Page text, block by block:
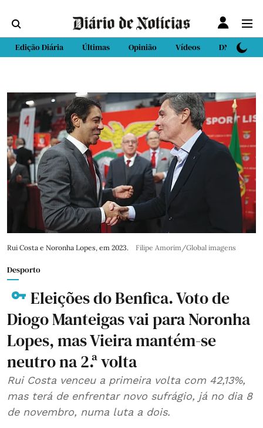
Edição Diária Últimas Opinião Vídeos DN Sport
Rui Costa e Noronha Lopes, em 2023. Filipe Amorim/Global imagens
Desporto
Eleições do Benfica. Voto de
Diogo Manteigas vai para Noronha
Lopes, mas Vieira mantém-se
neutro na 2.ª volta
Rui Costa venceu a primeira volta com 42,13%,
mas terá de enfrentar novo sufrágio, já no dia 8
de novembro, numa luta a dois.